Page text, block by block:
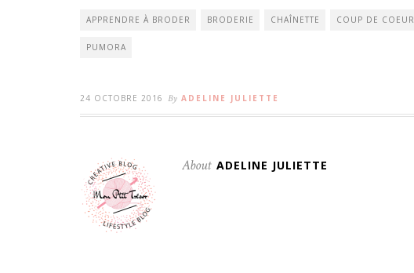
APPRENDRE À BRODER BRODERIE CHAÎNETTE COUP DE COEUR
PUMORA
24 OCTOBRE 2016 By ADELINE JULIETTE
About ADELINE JULIETTE